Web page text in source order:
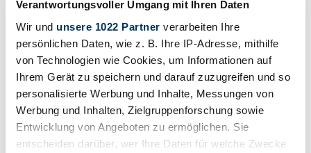
Verantwortungsvoller Umgang mit Ihren Daten
Wir und unsere 1022 Partner verarbeiten Ihre
persönlichen Daten, wie z. B. Ihre IP-Adresse, mithilfe
von Technologien wie Cookies, um Informationen auf
Ihrem Gerät zu speichern und darauf zuzugreifen und so
personalisierte Werbung und Inhalte, Messungen von
Werbung und Inhalten, Zielgruppenforschung sowie
Entwicklung von Angeboten zu ermöglichen. Sie
entscheiden darüber, wer Ihre Daten für welche Zwecke